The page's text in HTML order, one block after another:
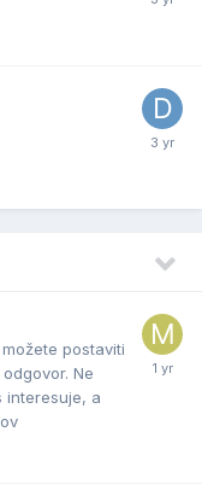
postaviti
Ne
interesuje, a